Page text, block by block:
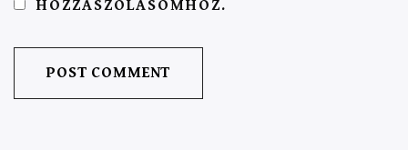
HOZZÁSZÓLÁSOMHOZ.